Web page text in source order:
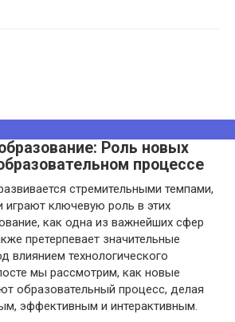
Роль новых
процессе
стремительными темпами,
играют ключевую роль в этих
как одна из важнейших сфер
претерпевает значительные
влиянием технологического
мы рассмотрим, как новые
образовательный процесс, делая
эффективным и интерактивным.